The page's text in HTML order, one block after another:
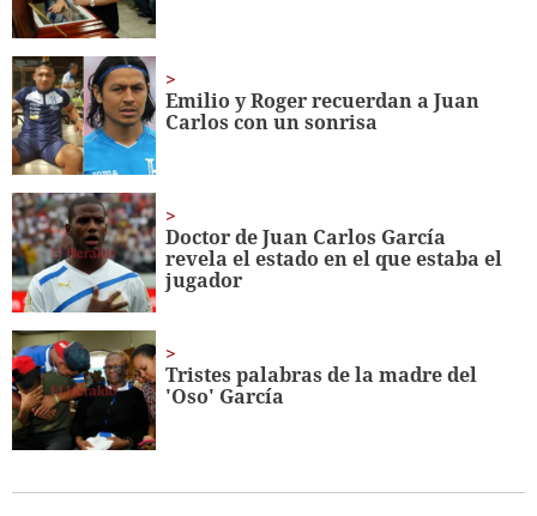
Emilio y Roger recuerdan a Juan
Carlos con un sonrisa
Doctor de Juan Carlos García
revela el estado en el que estaba el
jugador
Tristes palabras de la madre del
'Oso' García